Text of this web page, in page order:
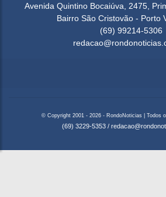
Avenida Quintino Bocaiúva, 2475,
Bairro São Cristovão - Porto
(69) 99214-5306
© Copyright 2001 - 2026 - RondoNoticias | Todos
(69) 3229-5353 /